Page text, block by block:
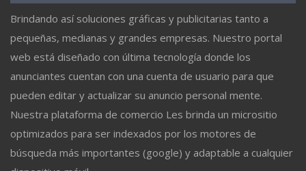
Brindando así soluciones gráficas y publicitarias tanto a
pequeñas, medianas y grandes empresas. Nuestro portal
web está diseñado con última tecnología donde los
anunciantes cuentan con una cuenta de usuario para que
pueden editar y actualizar su anuncio personal mente.
Nuestra plataforma de comercio Les brinda un micrositio
optimizados para ser indexados por los motores de
búsqueda más importantes (google) y adaptable a cualquier